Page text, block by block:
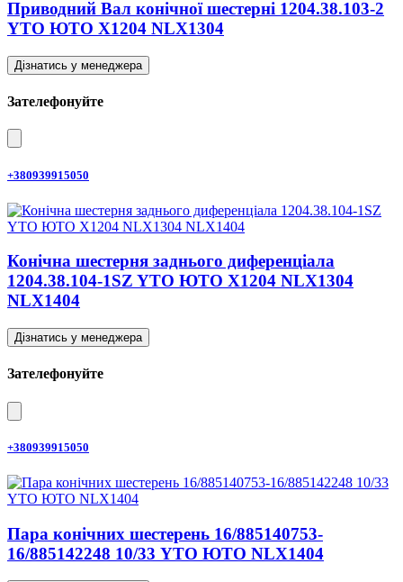
Приводний Вал конічної шестерні 1204.38.103-2
YTO ЮТО X1204 NLX1304
Дізнатись у менеджера
Зателефонуйте
+380939915050
Конічна шестерня заднього диференціала
1204.38.104-1SZ YTO ЮТО X1204 NLX1304
NLX1404
Дізнатись у менеджера
Зателефонуйте
+380939915050
Пара конічних шестерень 16/885140753-
16/885142248 10/33 YTO ЮТО NLX1404